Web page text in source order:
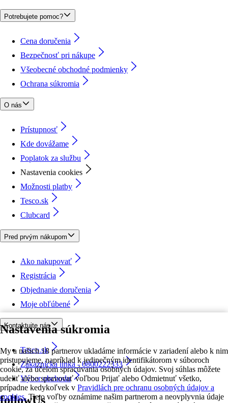
Nastavenia súkromia
My a našich 18 partnerov ukladáme informácie v zariadení alebo k nim
pristupujeme, napríklad k jedinečným identifikátorom v súboroch
cookie, za účelom spracúvania osobných údajov. Svoj súhlas môžete
udeliť alebo spravovať voľbou Prijať alebo Odmietnuť všetko,
prípadne kedykoľvek v Pravidlách pre ochranu osobných údajov a
cookies. Tieto voľby oznámime našim partnerom a neovplyvnia údaje
Potrebujete pomoc?
Cena doručenia
Bezpečnosť pri nákupe
Všeobecné obchodné podmienky
Ochrana súkromia
O nás
Prístupnosť
Kde dovážame
Poplatok za službu
Nastavenia cookies
Možnosti platby
Tesco.sk
Clubcard
Pred prvým nákupom
Ako nakupovať
Registrácia
Objednanie doručenia
Moje obľúbené
Kontaktujte nás
Tesco.sk
Zákaznícka linka - 0800222333
Výber obchodu
followUs